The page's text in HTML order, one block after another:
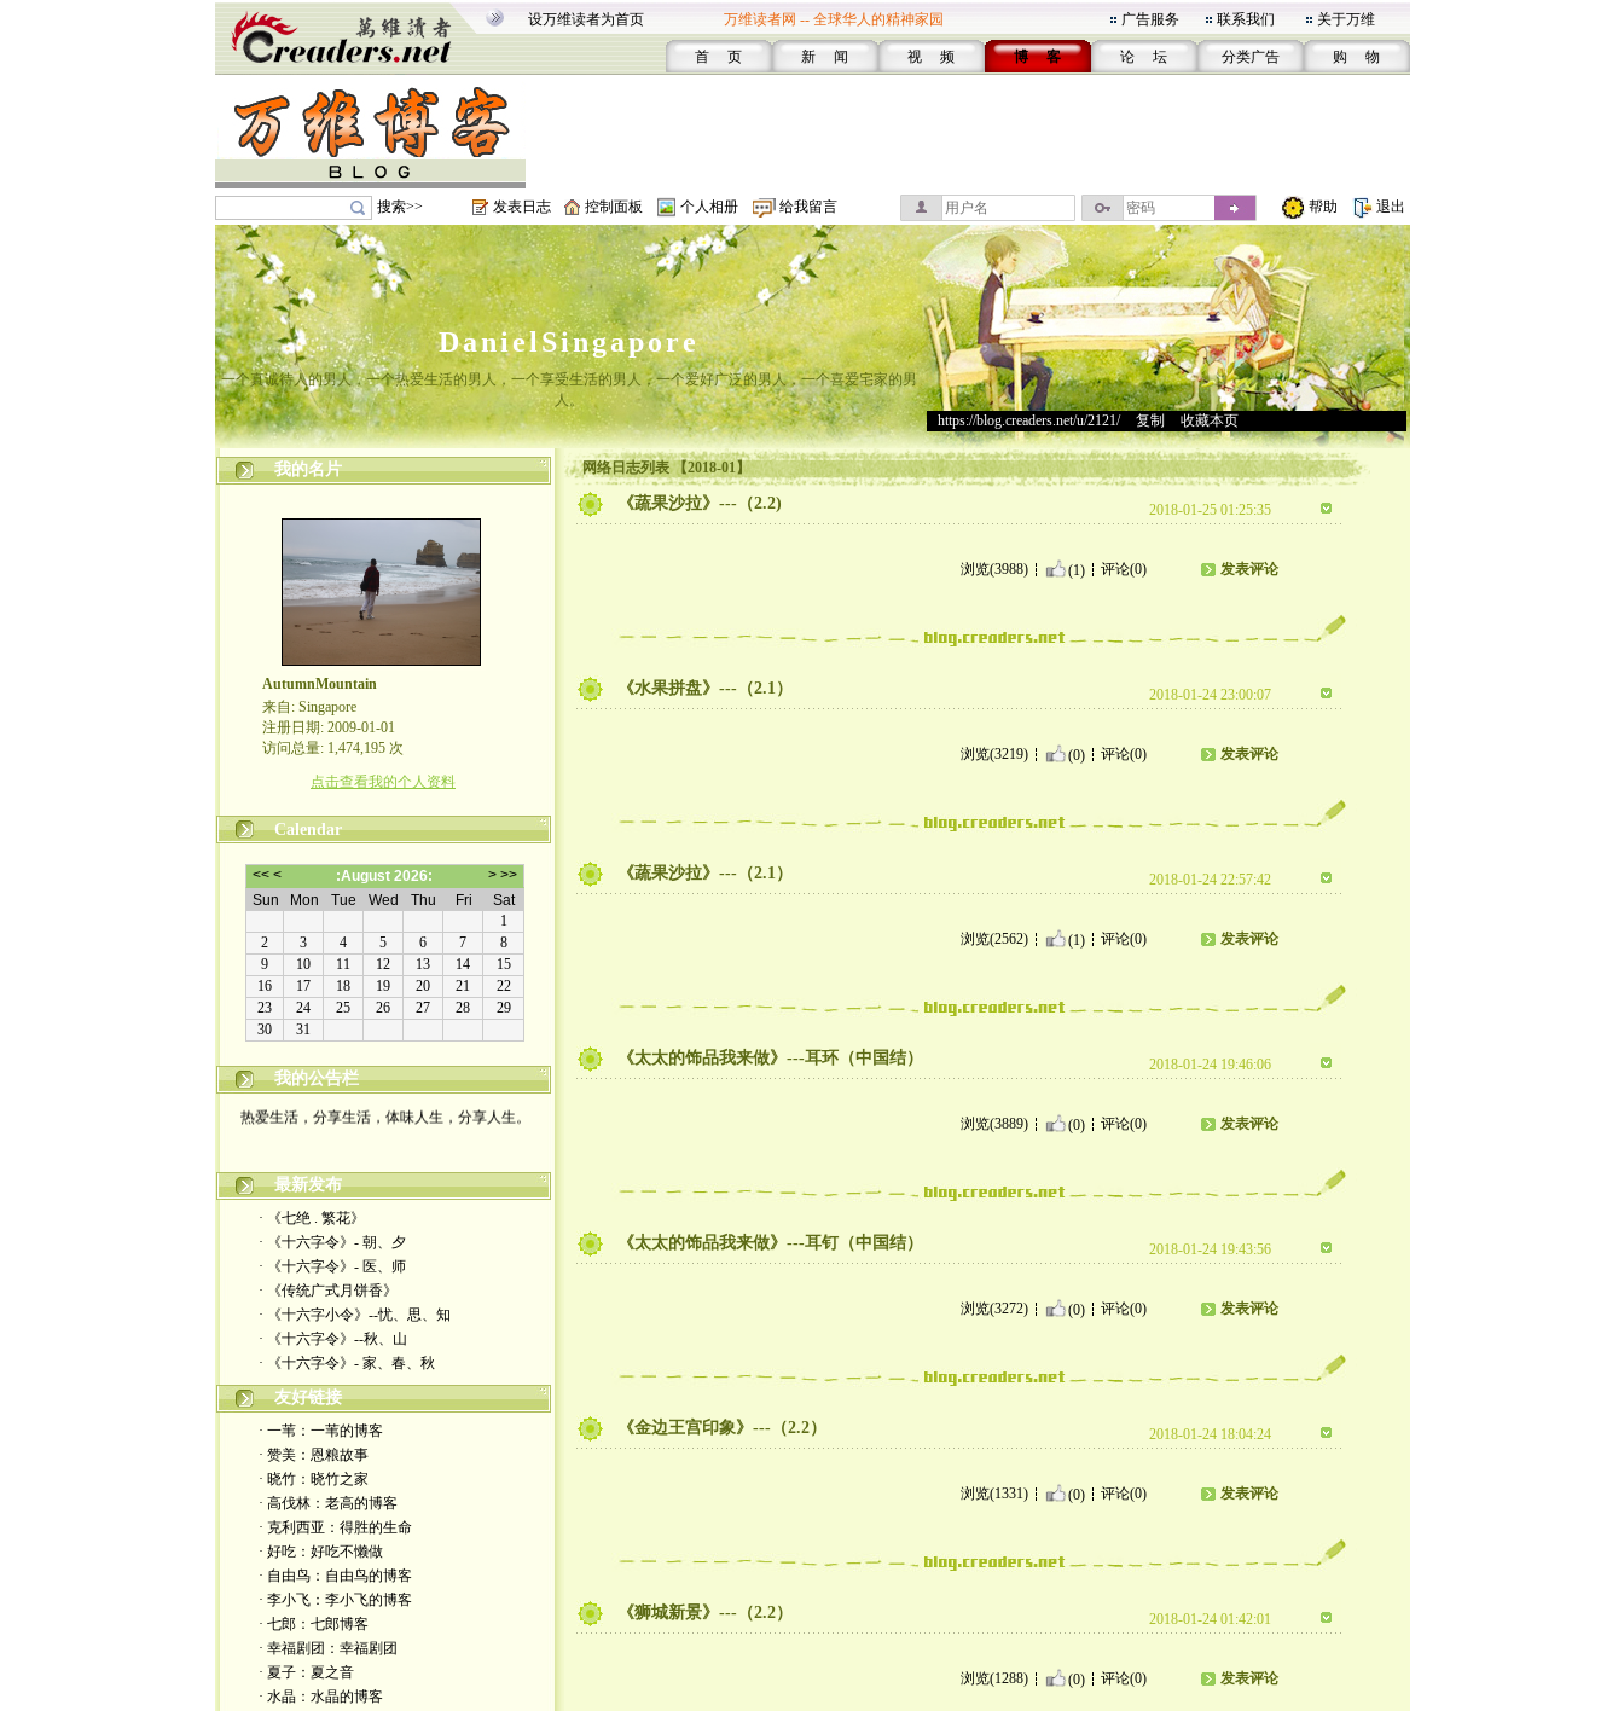
设万维读者为首页 万维读者网 -- 全球华人的精神家园 广告服务 联系我们 关于万维
首 页 新 闻 视 频 博 客 论 坛 分类广告 购 物
搜索>> 发表日志 控制面板 个人相册 给我留言 帮助 退出
DanielSingapore
一个真诚待人的男人，一个热爱生活的男人，一个享受生活的男人，一个爱好广泛的男人，一个喜爱宅家的男
人。
https://blog.creaders.net/u/2121/> 复制 收藏本页
我的名片
AutumnMountain
来自: Singapore
注册日期: 2009-01-01
访问总量: 1,474,195 次
点击查看我的个人资料
Calendar
我的公告栏
最新发布
· 《七绝 . 繁花》
· 《十六字令》- 朝、夕
· 《十六字令》- 医、师
· 《传统广式月饼香》
· 《十六字小令》--忧、思、知
· 《十六字令》--秋、山
· 《十六字令》- 家、春、秋
友好链接
· 一苇：一苇的博客
· 赞美：恩粮故事
· 晓竹：晓竹之家
· 高伐林：老高的博客
· 克利西亚：得胜的生命
· 好吃：好吃不懒做
· 自由鸟：自由鸟的博客
· 李小飞：李小飞的博客
· 七郎：七郎博客
· 幸福剧团：幸福剧团
· 夏子：夏之音
· 水晶：水晶的博客
网络日志列表 【2018-01】
《蔬果沙拉》---（2.2) 2018-01-25 01:25:35
浏览(3988) (1) 评论(0) 发表评论
《水果拼盘》---（2.1） 2018-01-24 23:00:07
浏览(3219) (0) 评论(0) 发表评论
《蔬果沙拉》---（2.1） 2018-01-24 22:57:42
浏览(2562) (1) 评论(0) 发表评论
《太太的饰品我来做》---耳环（中国结） 2018-01-24 19:46:06
浏览(3889) (0) 评论(0) 发表评论
《太太的饰品我来做》---耳钉（中国结） 2018-01-24 19:43:56
浏览(3272) (0) 评论(0) 发表评论
《金边王宫印象》---（2.2） 2018-01-24 18:04:24
浏览(1331) (0) 评论(0) 发表评论
《狮城新景》---（2.2） 2018-01-24 01:42:01
浏览(1288) (0) 评论(0) 发表评论